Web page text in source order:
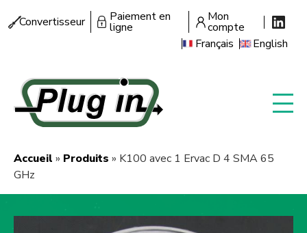
auMenu
Convertisseur Paiement en
ligne
Mon
compte
Français
English
Fil
Accueil Produits
K100 avec 1 Ervac D 4 SMA 65
GHz